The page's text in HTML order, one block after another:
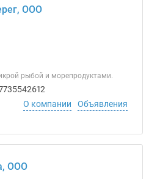
ООО
рыбой и морепродуктами.
О компании
Объявления
ООО